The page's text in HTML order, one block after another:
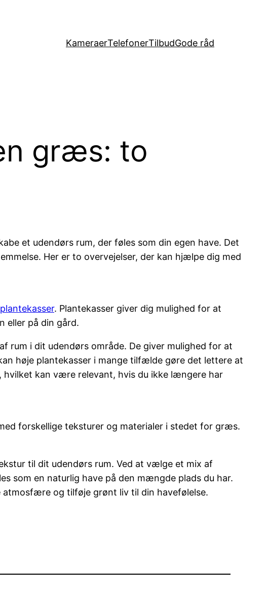
KameraerTelefonerTilbudGode råd
græs: to
et udendørs rum, der føles som din egen have. Det
Her er to overvejelser, der kan hjælpe dig med
. Plantekasser giver dig mulighed for at
eller på din gård.
rum i dit udendørs område. De giver mulighed for at
høje plantekasser i mange tilfælde gøre det lettere at
hvilket kan være relevant, hvis du ikke længere har
forskellige teksturer og materialer i stedet for græs.
til dit udendørs rum. Ved at vælge et mix af
som en naturlig have på den mængde plads du har.
og tilføje grønt liv til din havefølelse.